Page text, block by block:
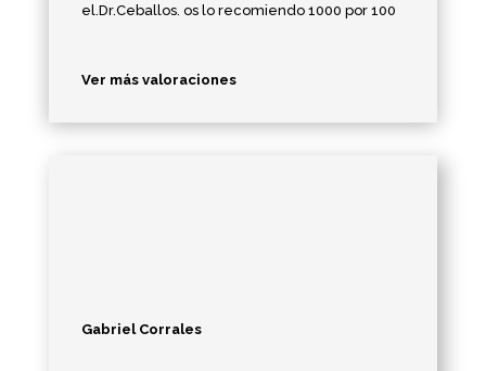
el.Dr.Ceballos. os lo recomiendo 1000 por 100
Ver más valoraciones
Gabriel Corrales